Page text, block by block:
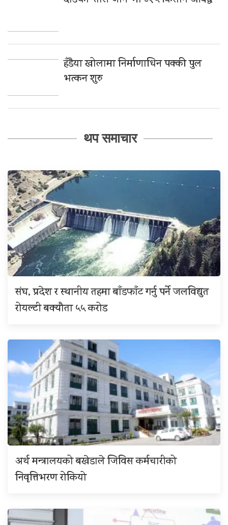
हँडैया खोलामा निर्माणाधिन पक्की पुल
भत्कन शुरु
थप समाचार
संघ, प्रदेश र स्थानीय तहमा बाँडफाँट गर्नु पर्ने जलविद्युत
रोयल्टी बक्यौता ५५ करोड
अर्थ मन्त्रालयको बखेडाले जिविस कर्मचारीको
निवृत्तिभरण रोकियो